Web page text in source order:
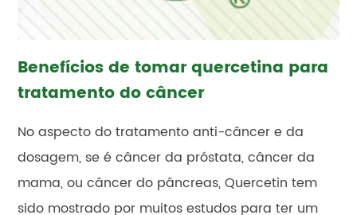
Benefícios de tomar quercetina para
tratamento do câncer
No aspecto do tratamento anti-câncer e da
dosagem, se é câncer da próstata, câncer da
mama, ou câncer do pâncreas, Quercetin tem
sido mostrado por muitos estudos para ter um